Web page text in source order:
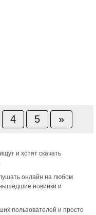
4 5 »
и хотят скачать
онлайн на любом
вышедшие новинки и
пользователей и просто